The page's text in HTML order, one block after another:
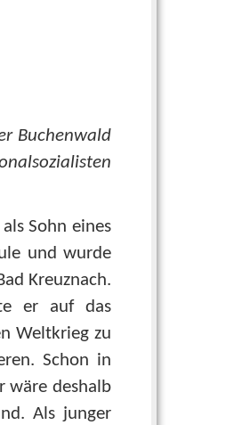
Buchenwald
Sohn eines
und wurde
Kreuznach.
er auf das
Weltkrieg zu
Schon in
wäre deshalb
Als junger